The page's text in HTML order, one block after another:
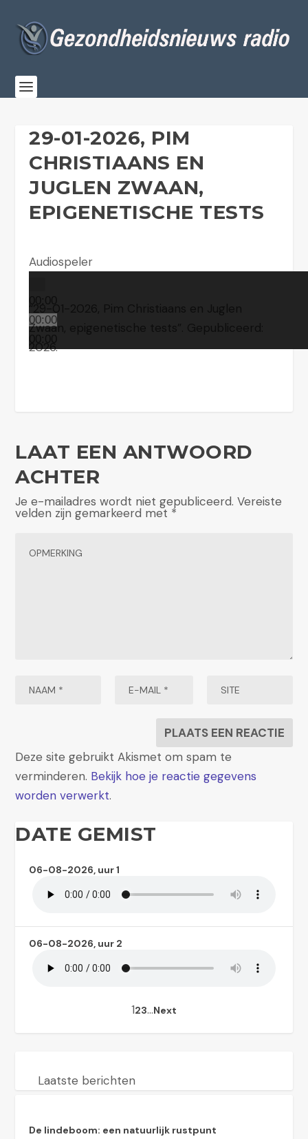
29-01-2026, PIM
CHRISTIAANS EN
JUGLEN ZWAAN,
EPIGENETISCHE TESTS
Audiospeler
00:00
Zwaan, epigenetische tests”. Gepubliceerd:
2026.
LAAT EEN ANTWOORD
ACHTER
Je e-mailadres wordt niet gepubliceerd. Vereiste
velden zijn gemarkeerd met *
Deze site gebruikt Akismet om spam te
verminderen. Bekijk hoe je reactie gegevens
worden verwerkt.
DATE GEMIST
06-08-2026, uur 1
06-08-2026, uur 2
123…Next
Laatste berichten
De lindeboom: een natuurlijk rustpunt